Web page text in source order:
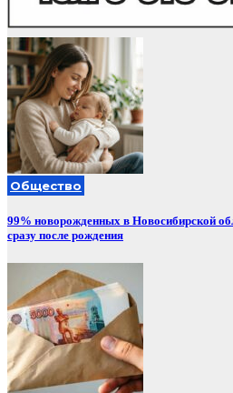
Общество
99% новорожденных в Новосибирской
сразу после рождения